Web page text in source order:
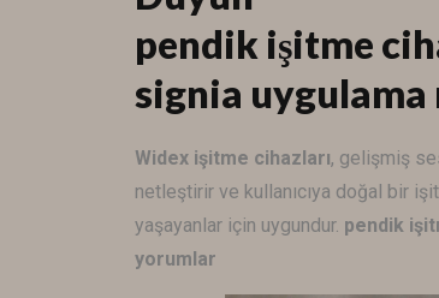
pendik işitme
signia
Widex işitme cihazları, gelişmiş
netleştirir ve kullanıcıya doğal bir
yaşayanlar için uygundur. pendik
yorumlar